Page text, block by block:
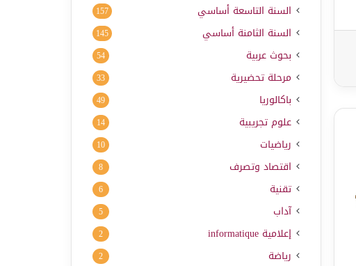
السنة التاسعة أساسي 157
السنة الثامنة أساسي 145
بحوث عربية 54
مرحلة تحضيرية 33
باكالوريا 49
علوم تجريبية 14
رياضيات 10
اقتصاد وتصرف 8
تقنية 6
آداب 5
إعلامية informatique
2
رياضة 2